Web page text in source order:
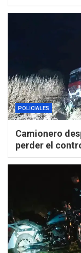
POLICIALES
Camionero
perder el